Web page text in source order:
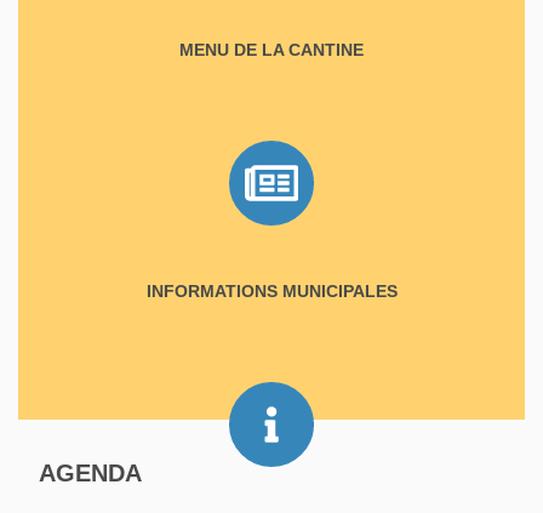
MENU DE LA CANTINE
INFORMATIONS MUNICIPALES
AGENDA